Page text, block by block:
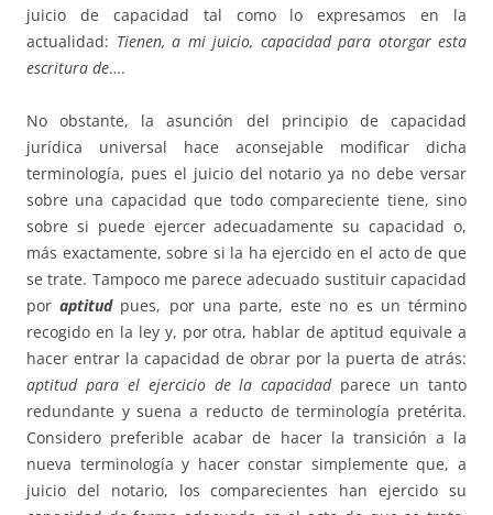
juicio de capacidad tal como lo expresamos en la
actualidad: Tienen, a mi juicio, capacidad para otorgar esta
escritura de….
No obstante, la asunción del principio de capacidad
jurídica universal hace aconsejable modificar dicha
terminología, pues el juicio del notario ya no debe versar
sobre una capacidad que todo compareciente tiene, sino
sobre si puede ejercer adecuadamente su capacidad o,
más exactamente, sobre si la ha ejercido en el acto de que
se trate. Tampoco me parece adecuado sustituir capacidad
poraptitudpues, por una parte, este no es un término
recogido en la ley y, por otra, hablar de aptitud equivale a
hacer entrar la capacidad de obrar por la puerta de atrás:
aptitud para el ejercicio de la capacidadparece un tanto
redundante y suena a reducto de terminología pretérita.
Considero preferible acabar de hacer la transición a la
nueva terminología y hacer constar simplemente que, a
juicio del notario, los comparecientes han ejercido su